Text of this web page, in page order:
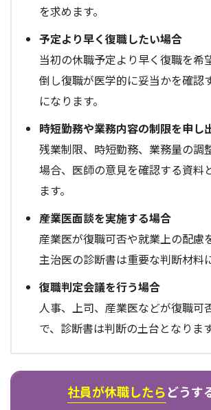
を求めます。
予定より早く復職したい場合
当初の休職予定より早く復職を希
倒し復職が医学的に妥当かを確認
になります。
時短勤務や業務内容の制限を申し
残業制限、時短勤務、業務量の調
場合、医師の意見を確認する資料
ます。
産業医面談を実施する場合
産業医が復職可否や就業上の配慮
主治医の診断書は重要な判断材料
復職判定会議を行う場合
人事、上司、産業医などが復職可
で、診断書は判断の土台となります
社員が休職したらどうす